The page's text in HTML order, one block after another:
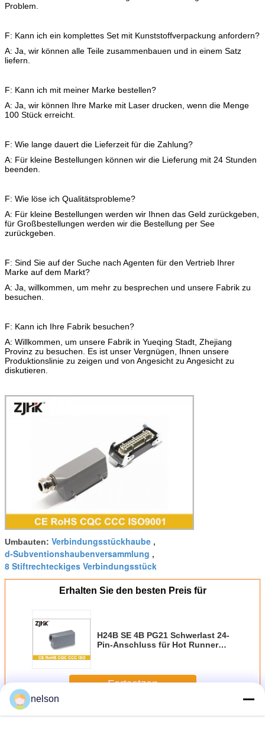
Problem.
F: Kann ich ein komplettes Set mit Kunststoffverpackung anfordern?
A: Ja, wir können alle Teile zusammenbauen und in einem Satz
liefern.
F: Kann ich mit meiner Marke bestellen?
A: Ja, wir können Ihre Marke mit Laser drucken, wenn die Menge
100 Stück erreicht.
F: Wie lange dauert die Lieferzeit für die Zahlung?
A: Für kleine Bestellungen können wir die Lieferung mit 24 Stunden
beenden.
F: Wie löse ich Qualitätsprobleme?
A: Für kleine Bestellungen werden wir Ihnen das Geld zurückgeben,
für Großbestellungen werden wir die Bestellung per See
zurückgeben.
F: Sind Sie auf der Suche nach Agenten für den Vertrieb Ihrer
Marke auf dem Markt?
A: Ja, willkommen, um mehr zu besprechen und unsere Fabrik zu
besuchen.
F: Kann ich Ihre Fabrik besuchen?
A: Willkommen, um unsere Fabrik in Yueqing Stadt, Zhejiang
Provinz zu besuchen. Es ist unser Vergnügen, Ihnen unsere
Produktionslinie zu zeigen und von Angesicht zu Angesicht zu
diskutieren.
Umbauten: Verbindungsstückhaube ,
d-Subventionshaubenversammlung ,
8 Stiftrechteckiges Verbindungsstück
Erhalten Sie den besten Preis für
H24B SE 4B PG21 Schwerlast 24-
Pin-Anschluss für Hot Runner
Fortsetzen
MehrIndustrieller Hood And Housing
nelson